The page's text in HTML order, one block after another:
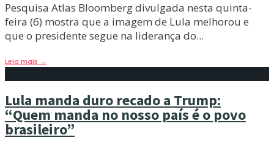
Pesquisa Atlas Bloomberg divulgada nesta quinta-
feira (6) mostra que a imagem de Lula melhorou e
que o presidente segue na liderança do...
Leia mais →
Lula manda duro recado a Trump:
“Quem manda no nosso país é o povo
brasileiro”